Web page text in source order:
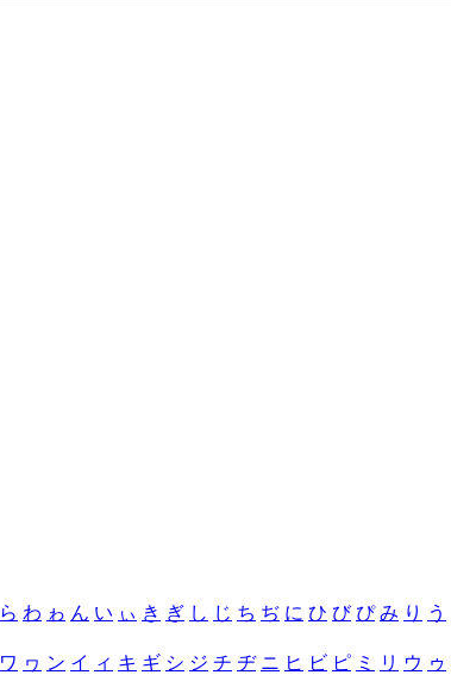
ら わ ゎ ん い ぃ き ぎ し じ ち ぢ に ひ び ぴ み り う
ワ ヮ ン イ ィ キ ギ シ ジ チ ヂ ニ ヒ ビ ピ ミ リ ウ ゥ